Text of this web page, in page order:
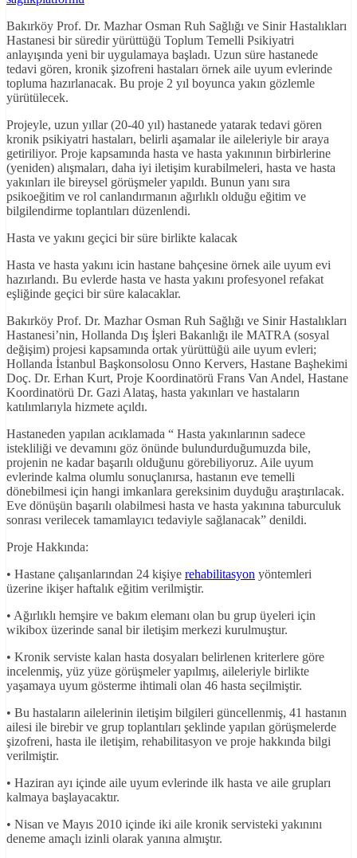
Bakırköy Prof. Dr. Mazhar Osman Ruh Sağlığı ve Sinir Hastalıkları
Hastanesi bir süredir yürüttüğü Toplum Temelli Psikiyatri
anlayışında yeni bir uygulamaya başladı. Uzun süre hastanede
tedavi gören, kronik şizofreni hastaları örnek aile uyum evlerinde
topluma hazırlanacak. Bu proje 2 yıl boyunca yakın gözlemle
yürütülecek.
Projeyle, uzun yıllar (20-40 yıl) hastanede yatarak tedavi gören
kronik psikiyatri hastaları, belirli aşamalar ile aileleriyle bir araya
getiriliyor. Proje kapsamında hasta ve hasta yakınının birbirlerine
(yeniden) alışmaları, daha iyi iletişim kurabilmeleri, hasta ve hasta
yakınları ile bireysel görüşmeler yapıldı. Bunun yanı sıra
psikoeğitim ve rol canlandırmanın ağırlıklı olduğu eğitim ve
bilgilendirme toplantıları düzenlendi.
Hasta ve yakını geçici bir süre birlikte kalacak
Hasta ve hasta yakını icin hastane bahçesine örnek aile uyum evi
hazırlandı. Bu evlerde hasta ve hasta yakını profesyonel refakat
eşliğinde geçici bir süre kalacaklar.
Bakırköy Prof. Dr. Mazhar Osman Ruh Sağlığı ve Sinir Hastalıkları
Hastanesi’nin, Hollanda Dış İşleri Bakanlığı ile MATRA (sosyal
değişim) projesi kapsamında ortak yürüttüğü aile uyum evleri;
Hollanda İstanbul Başkonsolosu Onno Kervers, Hastane Başhekimi
Doç. Dr. Erhan Kurt, Proje Koordinatörü Frans Van Andel, Hastane
Koordinatörü Dr. Gazi Alataş, hasta yakınları ve hastaların
katılımlarıyla hizmete açıldı.
Hastaneden yapılan acıklamada “ Hasta yakınlarının sadece
istekliliği ve devamını göz önünde bulundurduğumuzda bile,
projenin ne kadar başarılı olduğunu görebiliyoruz. Aile uyum
evlerinde kalma olumlu sonuçlanırsa, hastanın eve temelli
dönebilmesi için hangi imkanlara gereksinim duyduğu araştırılacak.
Eve dönüşün başarılı olabilmesi hasta ve hasta yakınına taburculuk
sonrası verilecek tamamlayıcı tedaviyle sağlanacak” denildi.
Proje Hakkında:
• Hastane çalışanlarından 24 kişiye rehabilitasyon yöntemleri
üzerine ikişer haftalık eğitim verilmiştir.
• Ağırlıklı hemşire ve bakım elemanı olan bu grup üyeleri için
wikibox üzerinde sanal bir iletişim merkezi kurulmuştur.
• Kronik serviste kalan hasta dosyaları belirlenen kriterlere göre
incelenmiş, yüz yüze görüşmeler yapılmış, aileleriyle birlikte
yaşamaya uyum gösterme ihtimali olan 46 hasta seçilmiştir.
• Bu hastaların ailelerinin iletişim bilgileri güncellenmiş, 41 hastanın
ailesi ile birebir ve grup toplantıları şeklinde yapılan görüşmelerde
şizofreni, hasta ile iletişim, rehabilitasyon ve proje hakkında bilgi
verilmiştir.
• Haziran ayı içinde aile uyum evlerinde ilk hasta ve aile grupları
kalmaya başlayacaktır.
• Nisan ve Mayıs 2010 içinde iki aile kronik servisteki yakınını
deneme amaçlı izinli olarak yanına almıştır.